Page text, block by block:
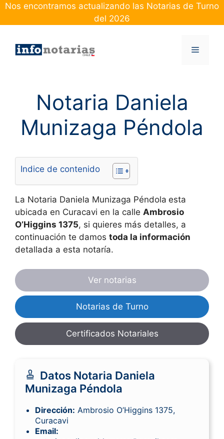
Skip
Nos encontramos actualizando las Notarias de Turno
del 2026
Menu
Notaria Daniela
Munizaga Péndola
Indice de contenido
La Notaria Daniela Munizaga Péndola esta
ubicada en Curacavi en la calle Ambrosio
O’Higgins 1375, si quieres más detalles, a
continuación te damos toda la información
detallada a esta notaría.
Ver notarias
Notarias de Turno
Certificados Notariales
Datos Notaria Daniela
Munizaga Péndola
Dirección: Ambrosio O’Higgins 1375,
Curacavi
Email: